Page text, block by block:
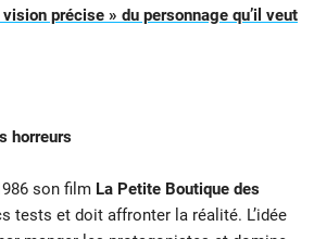
précise » du personnage qu’il veut
horreurs
son film La Petite Boutique des
tests et doit affronter la réalité. L’idée